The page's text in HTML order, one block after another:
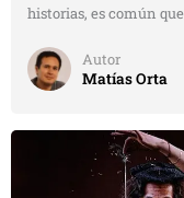
historias, es común
Autor
Matías Orta